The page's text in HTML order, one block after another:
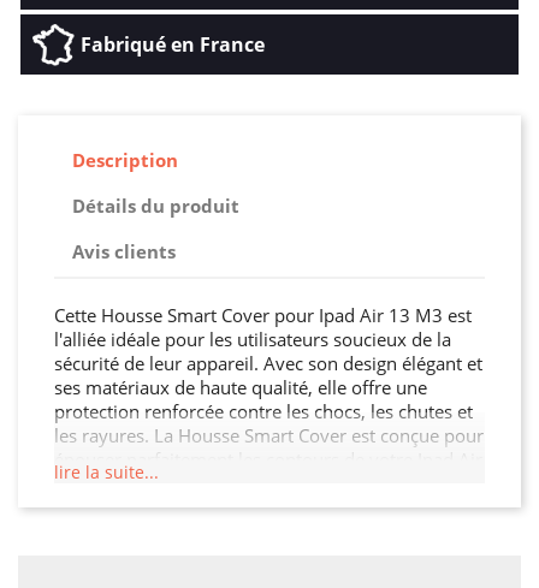
Fabriqué en France
Description
Détails du produit
Avis clients
Cette Housse Smart Cover pour Ipad Air 13 M3 est
l'alliée idéale pour les utilisateurs soucieux de la
sécurité de leur appareil. Avec son design élégant et
ses matériaux de haute qualité, elle offre une
protection renforcée contre les chocs, les chutes et
les rayures. La Housse Smart Cover est conçue pour
épouser parfaitement les contours de votre Ipad Air
13 M3, garantissant ainsi une protection sans
compromis tout en préservant son esthétique. De
lire la suite...